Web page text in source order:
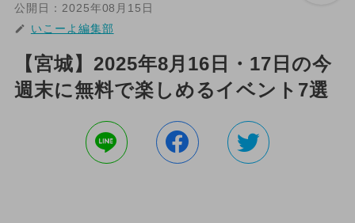
公開日： 2025年08月15日
いこーよ編集部
【宮城】2025年8月16日・17日の今
週末に無料で楽しめるイベント7選